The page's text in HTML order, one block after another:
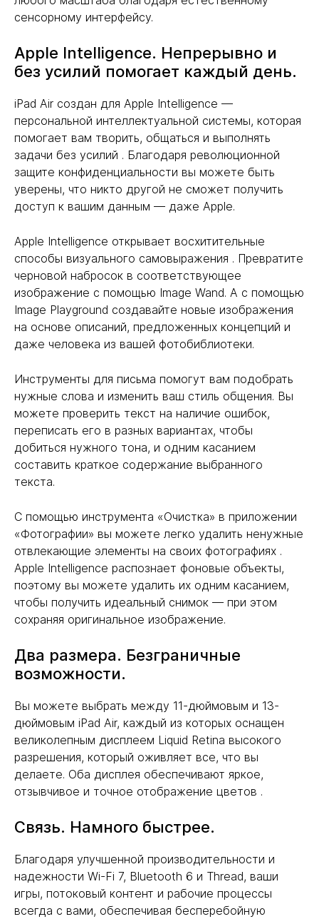
сенсорному интерфейсу.
Apple Intelligence. Непрерывно и
без усилий помогает каждый день.
iPad Air создан для Apple Intelligence —
персональной интеллектуальной системы, которая
помогает вам творить, общаться и выполнять
задачи без усилий . Благодаря революционной
защите конфиденциальности вы можете быть
уверены, что никто другой не сможет получить
доступ к вашим данным — даже Apple.
Apple Intelligence открывает восхитительные
способы визуального самовыражения . Превратите
черновой набросок в соответствующее
изображение с помощью Image Wand. А с помощью
Image Playground создавайте новые изображения
на основе описаний, предложенных концепций и
даже человека из вашей фотобиблиотеки.
Инструменты для письма помогут вам подобрать
нужные слова и изменить ваш стиль общения. Вы
можете проверить текст на наличие ошибок,
переписать его в разных вариантах, чтобы
добиться нужного тона, и одним касанием
составить краткое содержание выбранного
текста.
С помощью инструмента «Очистка» в приложении
«Фотографии» вы можете легко удалить ненужные
отвлекающие элементы на своих фотографиях .
Apple Intelligence распознает фоновые объекты,
поэтому вы можете удалить их одним касанием,
чтобы получить идеальный снимок — при этом
сохраняя оригинальное изображение.
Два размера. Безграничные
возможности.
Вы можете выбрать между 11-дюймовым и 13-
дюймовым iPad Air, каждый из которых оснащен
великолепным дисплеем Liquid Retina высокого
разрешения, который оживляет все, что вы
делаете. Оба дисплея обеспечивают яркое,
отзывчивое и точное отображение цветов .
Связь. Намного быстрее.
Благодаря улучшенной производительности и
надежности Wi-Fi 7, Bluetooth 6 и Thread, ваши
игры, потоковый контент и рабочие процессы
всегда с вами, обеспечивая бесперебойную